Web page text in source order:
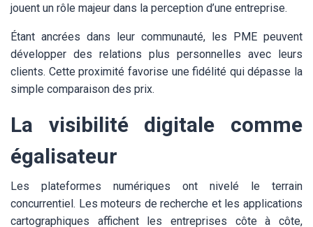
jouent un rôle majeur dans la perception d’une entreprise.
Étant ancrées dans leur communauté, les PME peuvent
développer des relations plus personnelles avec leurs
clients. Cette proximité favorise une fidélité qui dépasse la
simple comparaison des prix.
La visibilité digitale comme
égalisateur
Les plateformes numériques ont nivelé le terrain
concurrentiel. Les moteurs de recherche et les applications
cartographiques affichent les entreprises côte à côte,